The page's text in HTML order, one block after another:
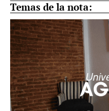
Temas de la nota: